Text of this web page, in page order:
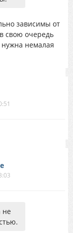
зависимы от
свою очередь
немалая
не